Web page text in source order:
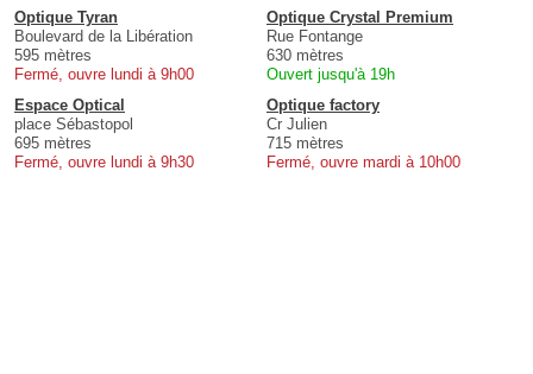
Optique Tyran
Boulevard de la Libération
595 mètres
Fermé, ouvre lundi à 9h00
Optique Crystal Premium
Rue Fontange
630 mètres
Ouvert jusqu'à 19h
Espace Optical
place Sébastopol
695 mètres
Fermé, ouvre lundi à 9h30
Optique factory
Cr Julien
715 mètres
Fermé, ouvre mardi à 10h00